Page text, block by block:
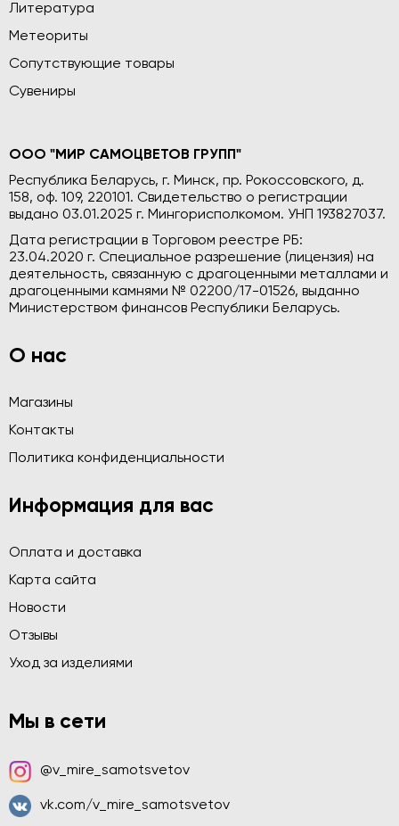
Литература
Метеориты
Сопутствующие товары
Сувениры
ООО "МИР САМОЦВЕТОВ ГРУПП"
Республика Беларусь, г. Минск, пр. Рокоссовского, д.
158, оф. 109, 220101. Свидетельство о регистрации
выдано 03.01.2025 г. Мингорисполкомом. УНП 193827037.
Дата регистрации в Торговом реестре РБ:
23.04.2020 г. Специальное разрешение (лицензия) на
деятельность, связанную с драгоценными металлами и
драгоценными камнями № 02200/17-01526, выданно
Министерством финансов Республики Беларусь.
О нас
Магазины
Контакты
Политика конфиденциальности
Информация для вас
Оплата и доставка
Карта сайта
Новости
Отзывы
Уход за изделиями
Мы в сети
@v_mire_samotsvetov
vk.com/v_mire_samotsvetov